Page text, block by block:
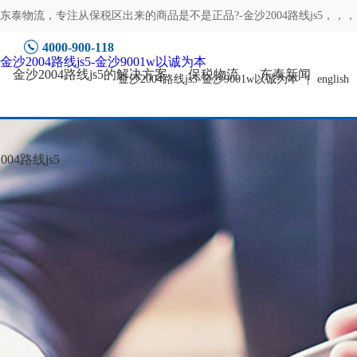
东泰物流，专注从保税区出来的商品是不是正品?-金沙2004路线js5 ，，，
4000-900-118
金沙2004路线js5-金沙9001w以诚为本 | english
金沙2004路线js5-金沙9001w以诚为本
金沙2004路线js5的解决方案
保税物流 东泰新闻
路线js5